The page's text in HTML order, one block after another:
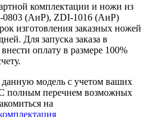
комплектации и ножи из
0803 (АиР), ZDI-1016 (АиР)
изготовления заказных ножей
Для запуска заказа в
оплату в размере 100%
данную модель с учетом ваших
полным перечнем возможных
на